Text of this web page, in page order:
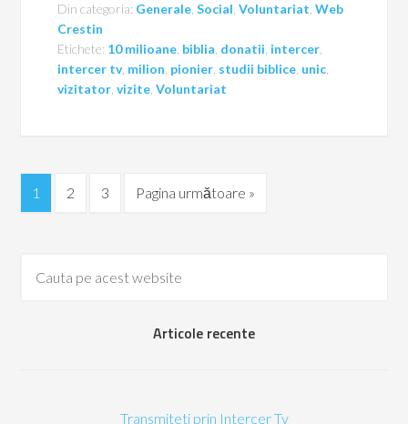
Din categoria: Generale ,Social ,Voluntariat ,Web
Crestin
Etichete: 10 milioane biblia donatii intercer
intercer tv, milion pionier studii biblice unic
vizitator ,vizite ,Voluntariat
1 2 3 Pagina următoare »
Articole recente
Transmiteti prin Intercer Tv